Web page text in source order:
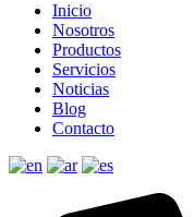
Inicio
Nosotros
Productos
Servicios
Noticias
Blog
Contacto